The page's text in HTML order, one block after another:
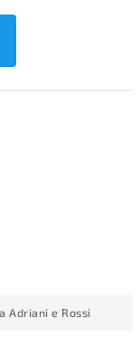
Adriani e Rossi